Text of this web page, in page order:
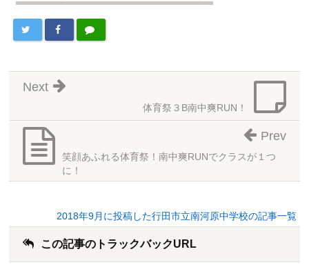
体育祭３B南中爽RUN！
Next
笑顔あふれる体育祭！南中爽RUNでクラスが１つ
に！
Prev
2018年9月に投稿した行田市立南河原中学校の記事一覧
この記事のトラックバックURL